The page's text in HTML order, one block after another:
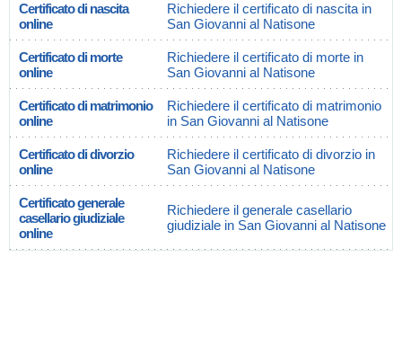
Certificato di nascita
online
Richiedere il certificato di nascita in
San Giovanni al Natisone
Certificato di morte
online
Richiedere il certificato di morte in
San Giovanni al Natisone
Certificato di matrimonio
online
Richiedere il certificato di matrimonio
in San Giovanni al Natisone
Certificato di divorzio
online
Richiedere il certificato di divorzio in
San Giovanni al Natisone
Certificato generale
casellario giudiziale
online
Richiedere il generale casellario
giudiziale in San Giovanni al Natisone